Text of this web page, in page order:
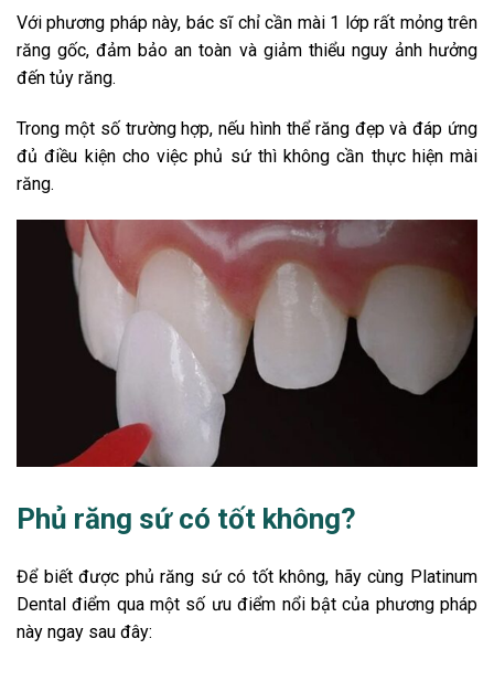
Với phương pháp này, bác sĩ chỉ cần mài 1 lớp rất mỏng trên
răng gốc, đảm bảo an toàn và giảm thiểu nguy ảnh hưởng
đến tủy răng.
Trong một số trường hợp, nếu hình thể răng đẹp và đáp ứng
đủ điều kiện cho việc phủ sứ thì không cần thực hiện mài
răng.
Phủ răng sứ có tốt không?
Để biết được phủ răng sứ có tốt không, hãy cùng Platinum
Dental điểm qua một số ưu điểm nổi bật của phương pháp
này ngay sau đây: